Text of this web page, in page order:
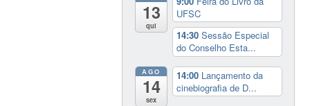
13
qui
UFSC
14:30Sessão Especial
do Conselho Esta...
AGO
14
sex
14:00 Lançamento da
cinebiografia de D...